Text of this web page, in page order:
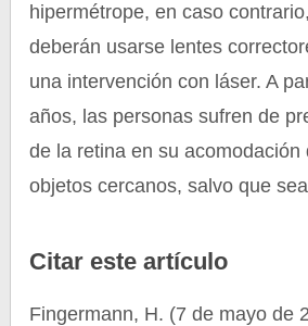
hipermétrope, en caso
deberán usarse lentes
una intervención con láser. A
años, las personas sufren de
de la retina en su acomodación
objetos cercanos, salvo que
Citar este artículo
Fingermann, H. (7 de mayo de